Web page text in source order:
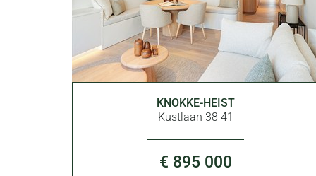
89 m²
KNOKKE-HEIST
Kustlaan 38 41
€ 895 000